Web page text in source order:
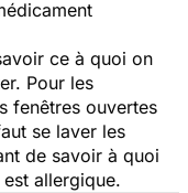
ce à quoi on
Pour les
fenêtres ouvertes
se laver les
de savoir à quoi
allergique.